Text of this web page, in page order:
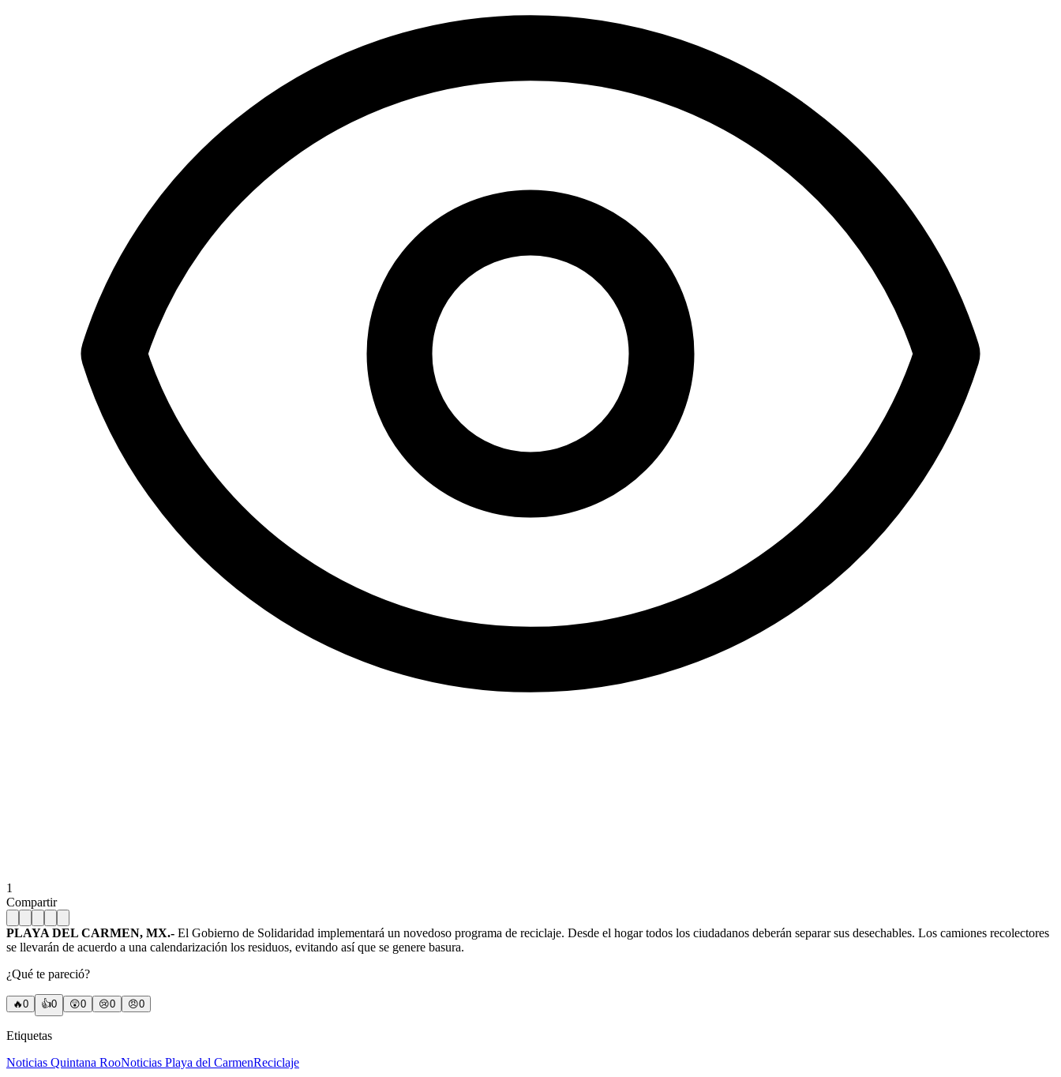
1
Compartir
PLAYA DEL CARMEN, MX.- El Gobierno de Solidaridad implementará un novedoso programa de reciclaje. Desde el hogar todos los ciudadanos deberán separar sus desechables. Los camiones recolectores
se llevarán de acuerdo a una calendarización los residuos, evitando así que se genere basura.
¿Qué te pareció?
🔥0 👍0 😲0 😢0 😠0
Etiquetas
Noticias Quintana RooNoticias Playa del CarmenReciclaje